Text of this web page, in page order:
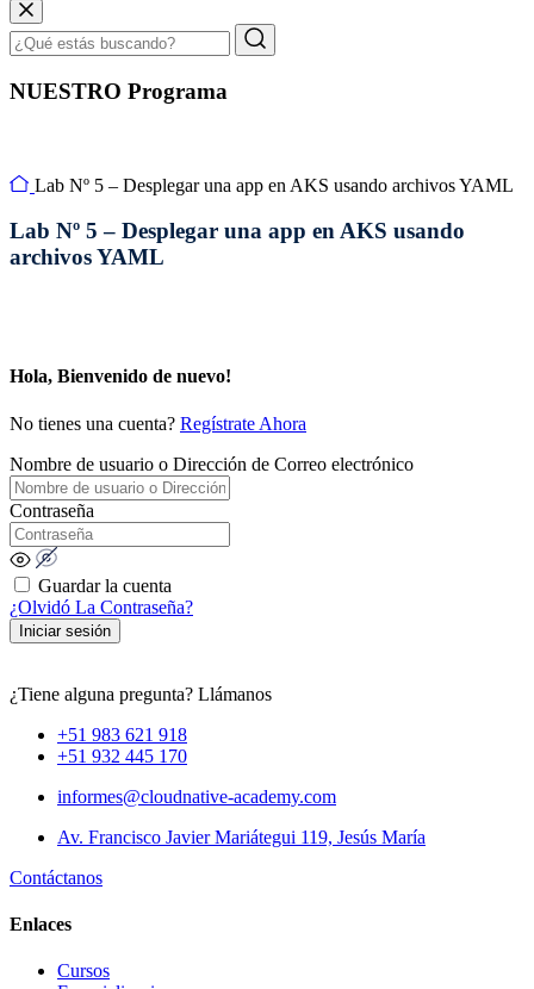
NUESTRO Programa
Lab Nº 5 – Desplegar una app en AKS usando archivos YAML
Lab Nº 5 – Desplegar una app en AKS usando
archivos YAML
Hola, Bienvenido de nuevo!
No tienes una cuenta? Regístrate Ahora
Nombre de usuario o Dirección de Correo electrónico
Contraseña
Guardar la cuenta
¿Olvidó La Contraseña?
Iniciar sesión
¿Tiene alguna pregunta? Llámanos
+51 983 621 918
+51 932 445 170
informes@cloudnative-academy.com
Av. Francisco Javier Mariátegui 119, Jesús María
Contáctanos
Enlaces
Cursos